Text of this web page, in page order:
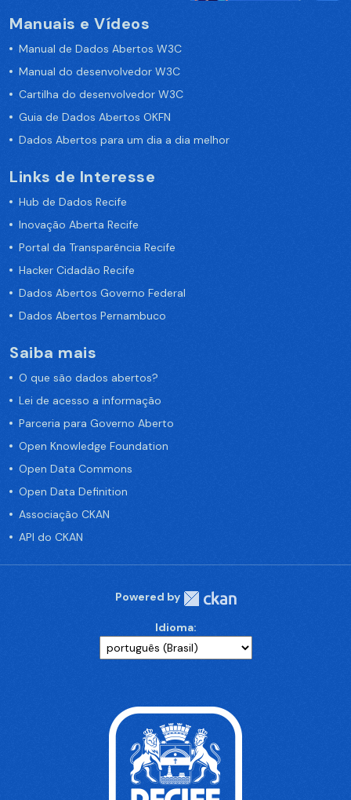
Manuais e Vídeos
Manual de Dados Abertos W3C
Manual do desenvolvedor W3C
Cartilha do desenvolvedor W3C
Guia de Dados Abertos OKFN
Dados Abertos para um dia a dia melhor
Links de Interesse
Hub de Dados Recife
Inovação Aberta Recife
Portal da Transparência Recife
Hacker Cidadão Recife
Dados Abertos Governo Federal
Dados Abertos Pernambuco
Saiba mais
O que são dados abertos?
Lei de acesso a informação
Parceria para Governo Aberto
Open Knowledge Foundation
Open Data Commons
Open Data Definition
Associação CKAN
API do CKAN
Powered by
Idioma